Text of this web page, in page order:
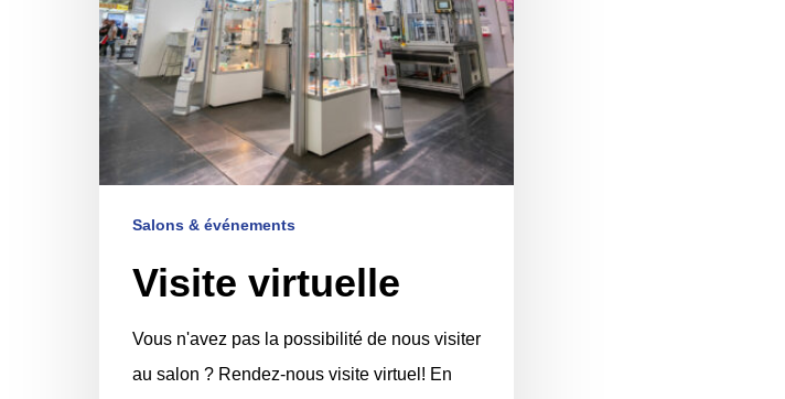
Salons & événements
Visite virtuelle
Vous n'avez pas la possibilité de nous visiter
au salon ? Rendez-nous visite virtuel! En